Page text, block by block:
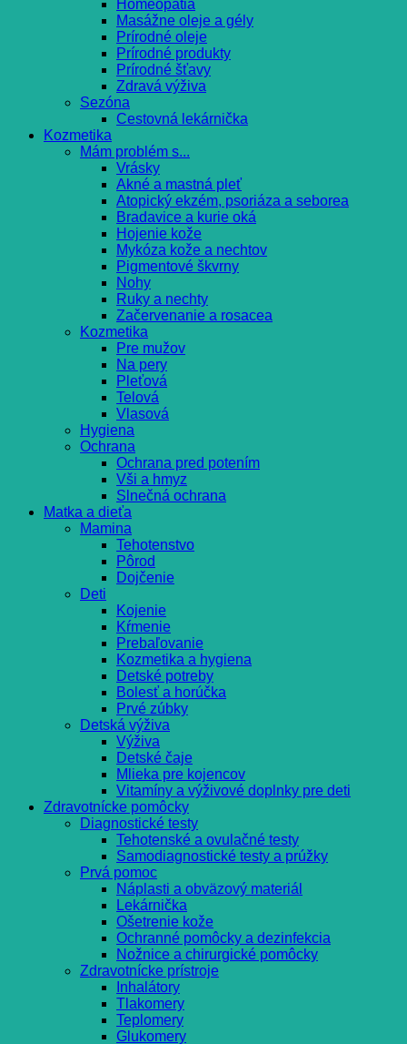
Homeopatia
Masážne oleje a gély
Prírodné oleje
Prírodné produkty
Prírodné šťavy
Zdravá výživa
Sezóna
Cestovná lekárnička
Kozmetika
Mám problém s...
Vrásky
Akné a mastná pleť
Atopický ekzém, psoriáza a seborea
Bradavice a kurie oká
Hojenie kože
Mykóza kože a nechtov
Pigmentové škvrny
Nohy
Ruky a nechty
Začervenanie a rosacea
Kozmetika
Pre mužov
Na pery
Pleťová
Telová
Vlasová
Hygiena
Ochrana
Ochrana pred potením
Vši a hmyz
Slnečná ochrana
Matka a dieťa
Mamina
Tehotenstvo
Pôrod
Dojčenie
Deti
Kojenie
Kŕmenie
Prebaľovanie
Kozmetika a hygiena
Detské potreby
Bolesť a horúčka
Prvé zúbky
Detská výživa
Výživa
Detské čaje
Mlieka pre kojencov
Vitamíny a výživové doplnky pre deti
Zdravotnícke pomôcky
Diagnostické testy
Tehotenské a ovulačné testy
Samodiagnostické testy a prúžky
Prvá pomoc
Náplasti a obväzový materiál
Lekárnička
Ošetrenie kože
Ochranné pomôcky a dezinfekcia
Nožnice a chirurgické pomôcky
Zdravotnícke prístroje
Inhalátory
Tlakomery
Teplomery
Glukomery